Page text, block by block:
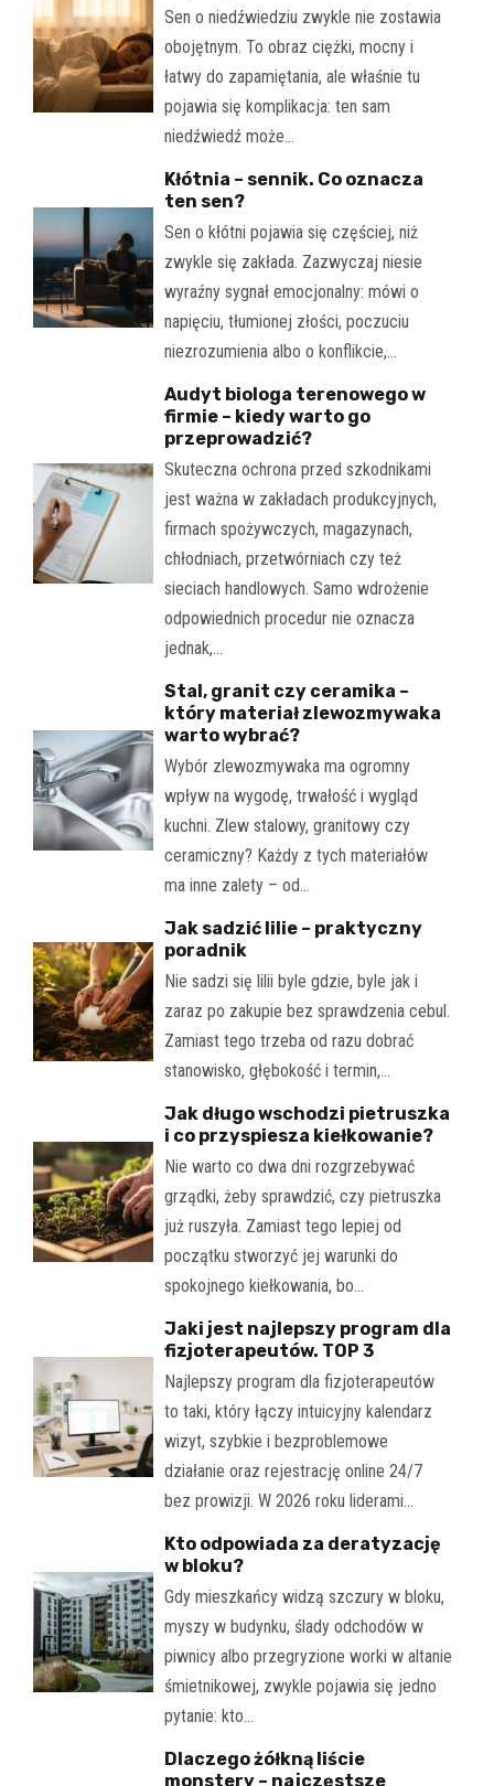
Sen o niedźwiedziu zwykle nie zostawia
obojętnym. To obraz ciężki, mocny i
łatwy do zapamiętania, ale właśnie tu
pojawia się komplikacja: ten sam
niedźwiedź może…
Kłótnia – sennik. Co oznacza
ten sen?
Sen o kłótni pojawia się częściej, niż
zwykle się zakłada. Zazwyczaj niesie
wyraźny sygnał emocjonalny: mówi o
napięciu, tłumionej złości, poczuciu
niezrozumienia albo o konflikcie,…
Audyt biologa terenowego w
firmie – kiedy warto go
przeprowadzić?
Skuteczna ochrona przed szkodnikami
jest ważna w zakładach produkcyjnych,
firmach spożywczych, magazynach,
chłodniach, przetwórniach czy też
sieciach handlowych. Samo wdrożenie
odpowiednich procedur nie oznacza
jednak,…
Stal, granit czy ceramika –
który materiał zlewozmywaka
warto wybrać?
Wybór zlewozmywaka ma ogromny
wpływ na wygodę, trwałość i wygląd
kuchni. Zlew stalowy, granitowy czy
ceramiczny? Każdy z tych materiałów
ma inne zalety – od…
Jak sadzić lilie – praktyczny
poradnik
Nie sadzi się lilii byle gdzie, byle jak i
zaraz po zakupie bez sprawdzenia cebul.
Zamiast tego trzeba od razu dobrać
stanowisko, głębokość i termin,…
Jak długo wschodzi pietruszka
i co przyspiesza kiełkowanie?
Nie warto co dwa dni rozgrzebywać
grządki, żeby sprawdzić, czy pietruszka
już ruszyła. Zamiast tego lepiej od
początku stworzyć jej warunki do
spokojnego kiełkowania, bo…
Jaki jest najlepszy program dla
fizjoterapeutów. TOP 3
Najlepszy program dla fizjoterapeutów
to taki, który łączy intuicyjny kalendarz
wizyt, szybkie i bezproblemowe
działanie oraz rejestrację online 24/7
bez prowizji. W 2026 roku liderami…
Kto odpowiada za deratyzację
w bloku?
Gdy mieszkańcy widzą szczury w bloku,
myszy w budynku, ślady odchodów w
piwnicy albo przegryzione worki w altanie
śmietnikowej, zwykle pojawia się jedno
pytanie: kto…
Dlaczego żółkną liście
monstery – najczęstsze